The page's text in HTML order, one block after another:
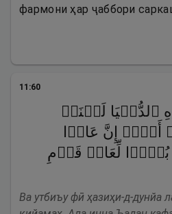
фармони ҳар ҷаббори
11 :60
ٱلدُّنۡیَا لَعۡنَةࣰ
أَلَاۤ إِنَّ عَادࣰا
بُعۡدࣰا لِّعَادࣲ قَوۡمِ
Ва утбиъу фӣ ҳазиҳи-д-дунйа